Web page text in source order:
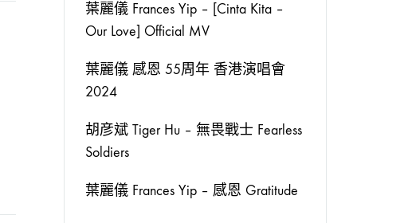
葉麗儀 Frances Yip – [Cinta Kita –
Our Love] Official MV
葉麗儀 感恩 55周年 香港演唱會
2024
胡彦斌 Tiger Hu – 無畏戰士 Fearless
Soldiers
葉麗儀 Frances Yip – 感恩 Gratitude